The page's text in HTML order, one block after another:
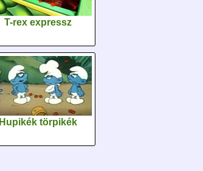
T-rex expressz
Hupikék törpikék